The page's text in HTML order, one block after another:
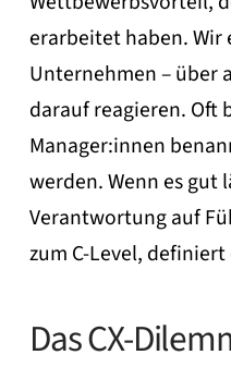
erarbeitet haben. Wir
Unternehmen – über
darauf reagieren. Oft
Manager:innen
werden. Wenn es gut
Verantwortung auf
zum C-Level,
Das CX-